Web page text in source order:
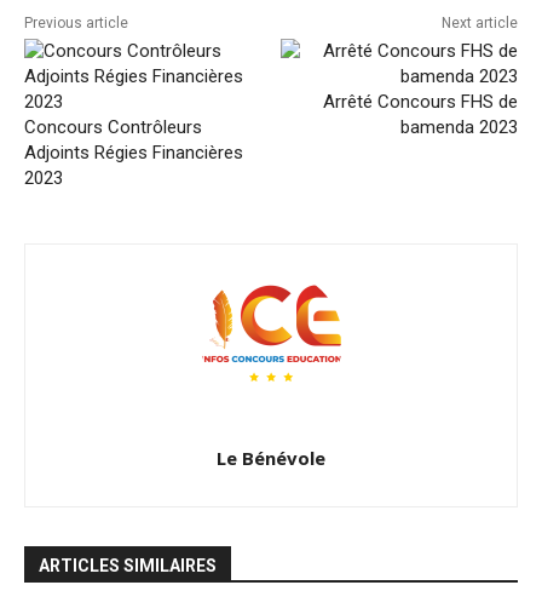
Previous article
Concours Contrôleurs
Adjoints Régies Financières
2023
Next article
Arrêté Concours FHS de
bamenda 2023
Le Bénévole
ARTICLES SIMILAIRES